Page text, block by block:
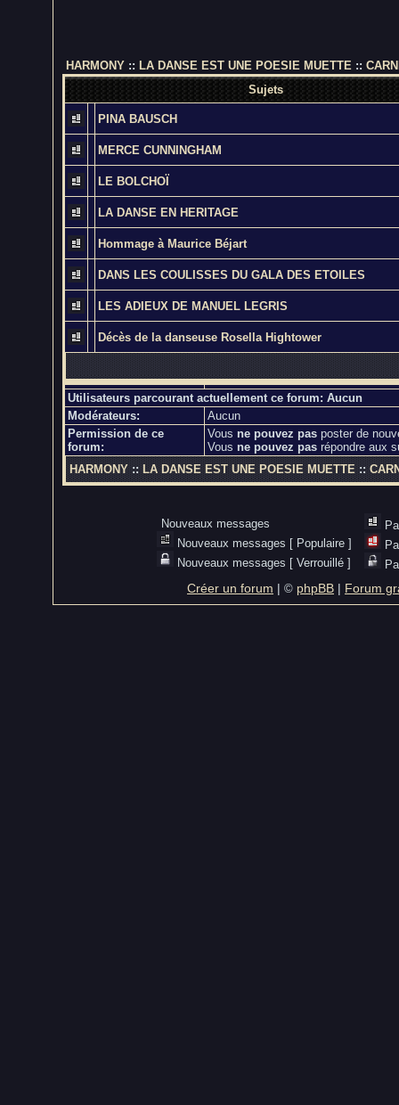
HARMONY :: LA DANSE EST UNE POESIE MUETTE ::
Sujets
PINA BAUSCH
MERCE CUNNINGHAM
LE BOLCHOÏ
LA DANSE EN HERITAGE
Hommage à Maurice Béjart
DANS LES COULISSES DU GALA DES ETOILES
LES ADIEUX DE MANUEL LEGRIS
Décès de la danseuse Rosella Hightower
Utilisateurs parcourant actuellement ce forum: Aucun
Modérateurs:
Aucun
Permission de ce
forum:
Vous ne pouvez pas poster de
Vous ne pouvez pas répondre aux
HARMONY:: LA DANSE EST UNE POESIE MUETTE::
Nouveaux messages
Nouveaux messages [ Populaire ]
Nouveaux messages [ Verrouillé ]
Créer un forum | © phpBB | Forum